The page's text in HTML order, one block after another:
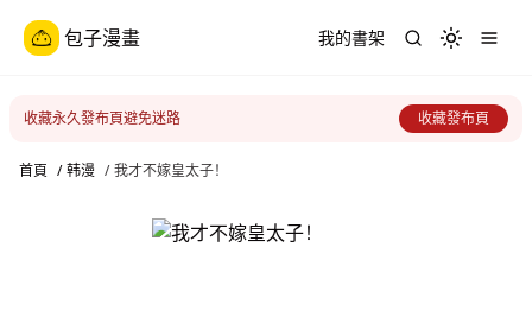
包子漫畫 我的書架 Toggle
收藏永久發布頁避免迷路 收藏發布頁
首頁 / 韩漫 / 我才不嫁皇太子！